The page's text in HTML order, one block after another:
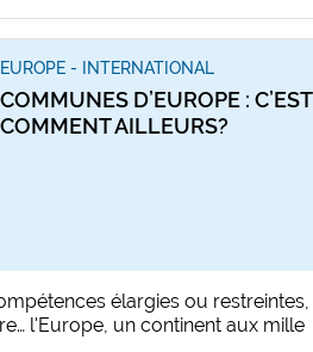
EUROPE - INTERNATIONAL
COMMUNES D’EUROPE : C’EST
COMMENT AILLEURS?
élargies ou restreintes,
l'Europe, un continent aux mille